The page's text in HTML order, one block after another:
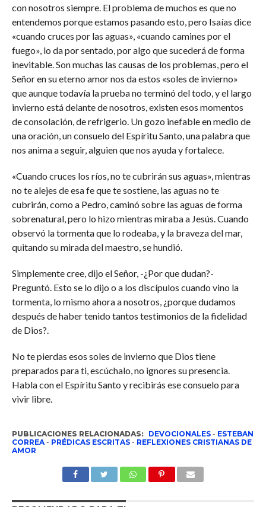
con nosotros siempre. El problema de muchos es que no
entendemos porque estamos pasando esto, pero Isaías dice
«cuando cruces por las aguas», «cuando camines por el
fuego», lo da por sentado, por algo que sucederá de forma
inevitable. Son muchas las causas de los problemas, pero el
Señor en su eterno amor nos da estos «soles de invierno»
que aunque todavía la prueba no terminó del todo, y el largo
invierno está delante de nosotros, existen esos momentos
de consolación, de refrigerio. Un gozo inefable en medio de
una oración, un consuelo del Espíritu Santo, una palabra que
nos anima a seguir, alguien que nos ayuda y fortalece.
«Cuando cruces los ríos, no te cubrirán sus aguas», mientras
no te alejes de esa fe que te sostiene, las aguas no te
cubrirán, como a Pedro, caminó sobre las aguas de forma
sobrenatural, pero lo hizo mientras miraba a Jesús. Cuando
observó la tormenta que lo rodeaba, y la braveza del mar,
quitando su mirada del maestro, se hundió.
Simplemente cree, dijo el Señor, -¿Por que dudan?-
Preguntó. Esto se lo dijo o a los discípulos cuando vino la
tormenta, lo mismo ahora a nosotros, ¿porque dudamos
después de haber tenido tantos testimonios de la fidelidad
de Dios?.
No te pierdas esos soles de invierno que Dios tiene
preparados para ti, escúchalo, no ignores su presencia.
Habla con el Espíritu Santo y recibirás ese consuelo para
vivir libre.
PUBLICACIONES RELACIONADAS: DEVOCIONALES- ESTEBAN
CORREA- PRÉDICAS ESCRITAS- REFLEXIONES CRISTIANAS DE
AMOR